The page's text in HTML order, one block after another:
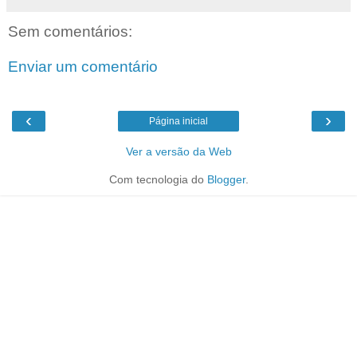
Sem comentários:
Enviar um comentário
‹ ›
Página inicial
Ver a versão da Web
Com tecnologia do Blogger.